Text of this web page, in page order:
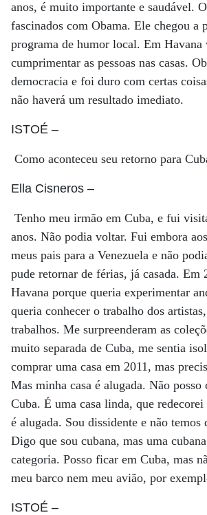
anos, é muito importante e saudável.
fascinados com Obama. Ele chegou a
programa de humor local. Em
cumprimentar as pessoas nas casas.
democracia e foi duro com certas
não haverá um resultado imediato.
ISTOÉ –
Como aconteceu seu retorno para
Ella Cisneros –
Tenho meu irmão em Cuba, e fui
anos. Não podia voltar. Fui embora
meus pais para a Venezuela e não
pude retornar de férias, já casada. Em
Havana porque queria experimentar
queria conhecer o trabalho dos
trabalhos. Me surpreenderam as
muito separada de Cuba, me sentia
comprar uma casa em 2011, mas
Mas minha casa é alugada. Não posso
Cuba. É uma casa linda, que
é alugada. Sou dissidente e não temos
Digo que sou cubana, mas uma
categoria. Posso ficar em Cuba, mas
meu barco nem meu avião, por
ISTOÉ –